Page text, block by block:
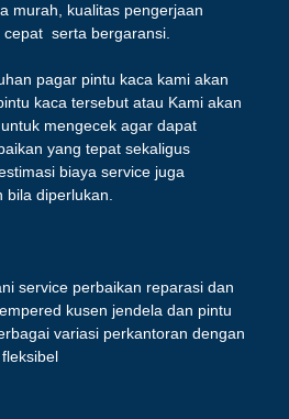
murah, kualitas pengerjaan
serta bergaransi.
pagar pintu kaca kami akan
kaca tersebut atau Kami akan
mengecek agar dapat
yang tepat sekaligus
biaya service juga
diperlukan.
service perbaikan reparasi dan
kusen jendela dan pintu
variasi perkantoran dengan